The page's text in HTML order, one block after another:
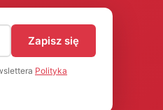
Zapisz się
Polityka